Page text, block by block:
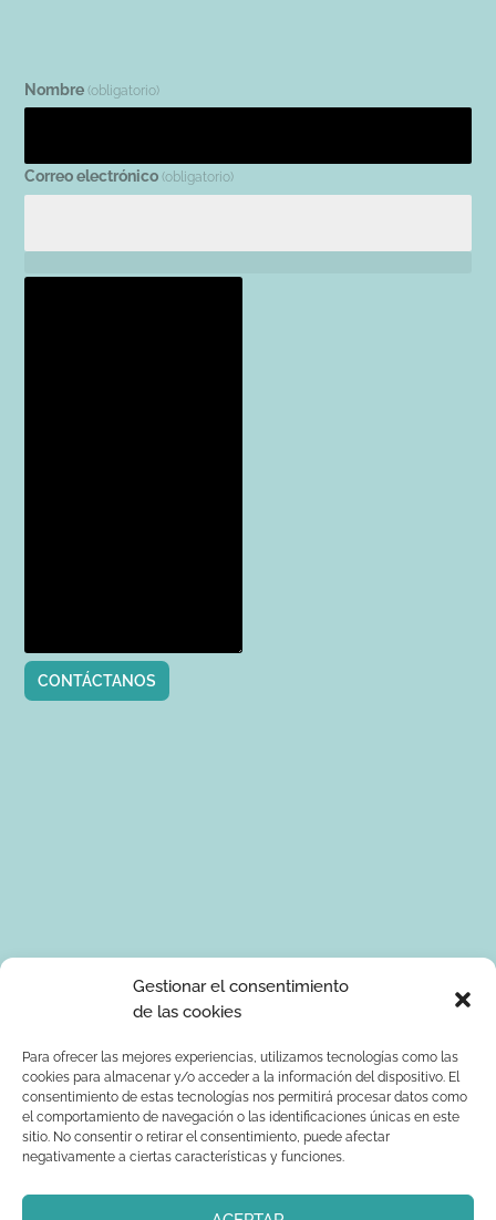
Gestionar el consentimiento
de las cookies
Para ofrecer las mejores experiencias, utilizamos tecnologías como las
cookies para almacenar y/o acceder a la información del dispositivo. El
consentimiento de estas tecnologías nos permitirá procesar datos como
el comportamiento de navegación o las identificaciones únicas en este
sitio. No consentir o retirar el consentimiento, puede afectar
negativamente a ciertas características y funciones.
Nombre (obligatorio)
Correo electrónico (obligatorio)
CONTÁCTANOS
Tus datos de carácter personal serán tratados por Ponle Arte
para enviarte información sobre manualidades. La base legal
expreso. Tus serán tratados con seguridad y datos no serán
comunicados a terceros. Podrás ejercer los derechos de
acceso, rectificación, supresión, limitación al tratamiento y
oposición dirigiendo un correo electrónico a
info@ponlearte.com y adjuntando copia de su DNI. Para más